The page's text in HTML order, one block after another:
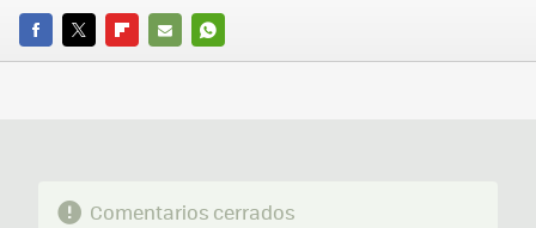
FACEBOOK
TWITTERFLIPBOARD
E-
WHATSAPP
Comentarios cerrados